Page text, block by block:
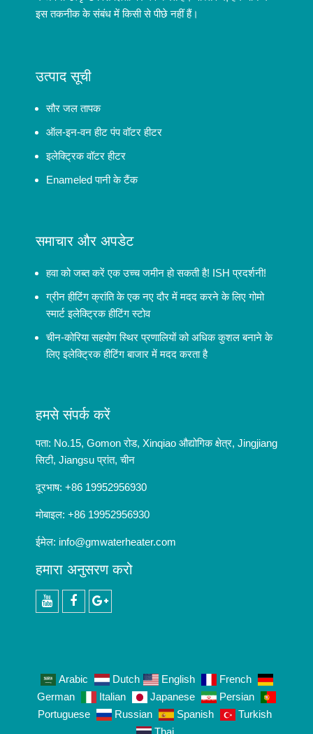
इस तकनीक के संबंध में किसी से पीछे नहीं हैं।
उत्पाद सूची
सौर जल तापक
ऑल-इन-वन हीट पंप वॉटर हीटर
इलेक्ट्रिक वॉटर हीटर
Enameled पानी के टैंक
समाचार और अपडेट
हवा को जब्त करें एक उच्च जमीन हो सकती है! ISH प्रदर्शनी!
ग्रीन हीटिंग क्रांति के एक नए दौर में मदद करने के लिए गोमो
स्मार्ट इलेक्ट्रिक हीटिंग स्टोव
चीन-कोरिया सहयोग स्थिर प्रणालियों को अधिक कुशल बनाने के
लिए इलेक्ट्रिक हीटिंग बाजार में मदद करता है
हमसे संपर्क करें
पता: No.15, Gomon रोड, Xinqiao औद्योगिक क्षेत्र, Jingjiang
सिटी, Jiangsu प्रांत, चीन
दूरभाष: +86 19952956930
मोबाइल: +86 19952956930
ईमेल: info@gmwaterheater.com
हमारा अनुसरण करो
Arabic Dutch English
French
German
Italian Japanese
Persian
Portuguese
Russian Spanish
Turkish